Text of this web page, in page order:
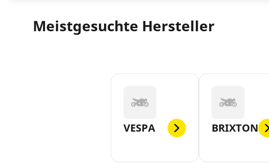
Meistgesuchte Hersteller
VESPA BRIXTON